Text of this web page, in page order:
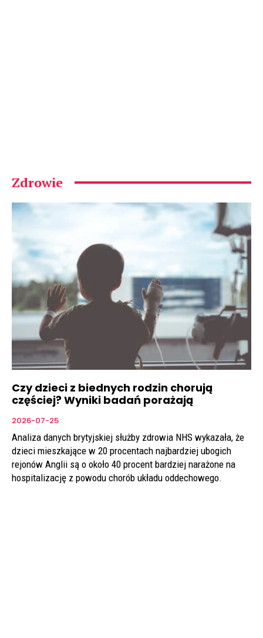
Zdrowie
Czy dzieci z biednych rodzin chorują
częściej? Wyniki badań porażają
2026-07-25
Analiza danych brytyjskiej służby zdrowia NHS wykazała, że
dzieci mieszkające w 20 procentach najbardziej ubogich
rejonów Anglii są o około 40 procent bardziej narażone na
hospitalizację z powodu chorób układu oddechowego.